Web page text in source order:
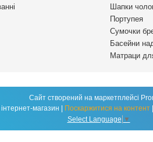
Шапки
Портупея
Сумочки
Басейни
Матраци
Сайт створений на маркетплейсі
Поскаржитися на контент
Select Language ▼